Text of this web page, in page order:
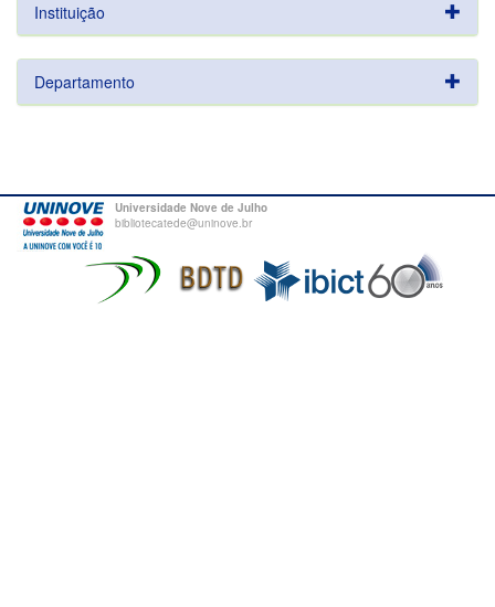
Instituição
Departamento
Universidade Nove de Julho
bibliotecatede@uninove.br